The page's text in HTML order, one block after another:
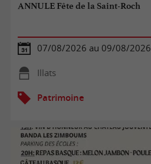
ANNULE Fête de la Saint-Roch
07/08/2026 au 09/08/2026
Illats
Patrimoine